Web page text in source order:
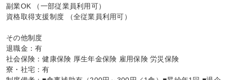
副業OK （一部従業員利用可）
資格取得支援制度 （全従業員利用可）
その他制度
退職金：有
社会保険：健康保険 厚生年金保険 雇用保険 労災保険
寮・社宅：有